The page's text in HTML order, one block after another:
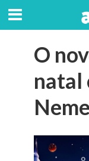
O
natal